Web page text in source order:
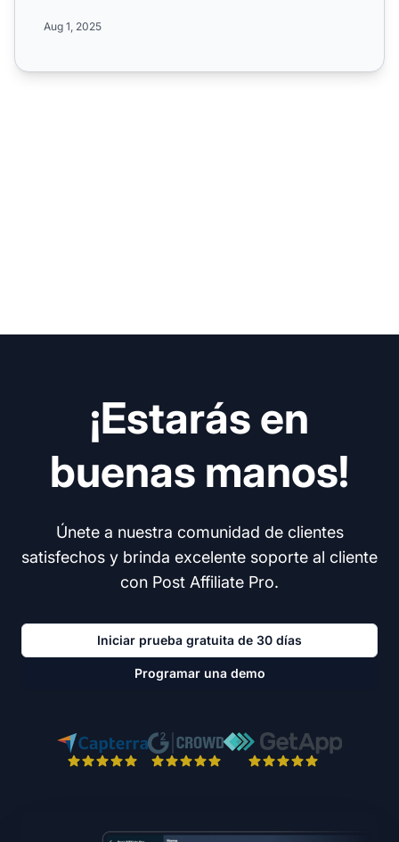
Aug 1, 2025
¡Estarás en
buenas manos!
Únete a nuestra comunidad de clientes
satisfechos y brinda excelente soporte al cliente
con Post Affiliate Pro.
Iniciar prueba gratuita de 30 días
Programar una demo